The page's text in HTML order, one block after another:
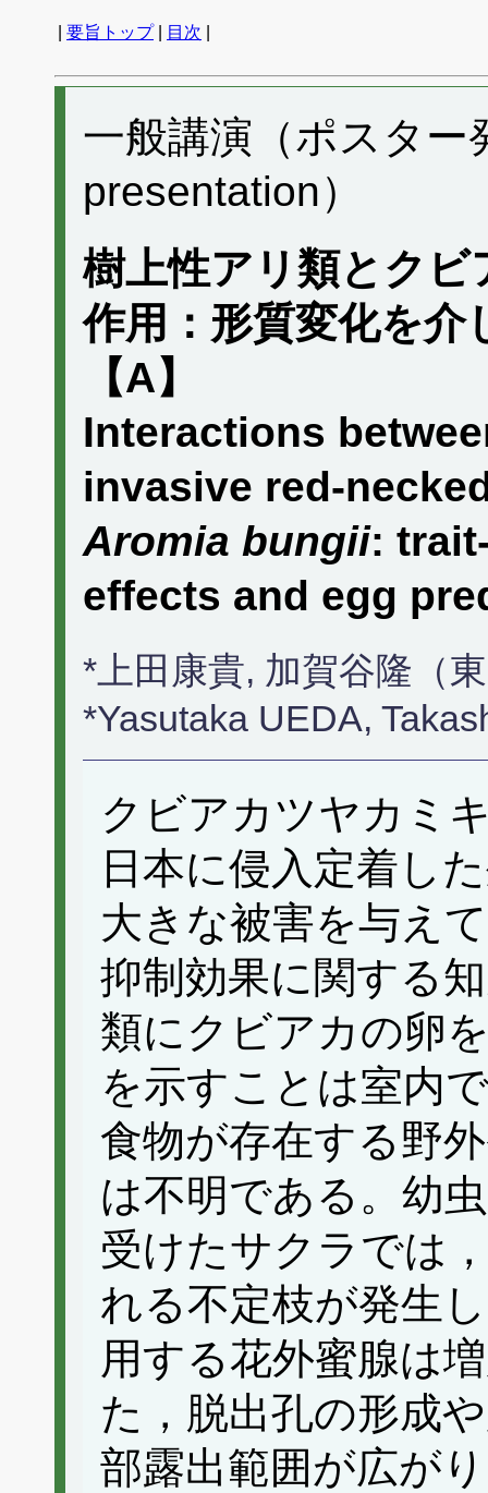
要旨トップ| 目次
一般講演（ポスタ
presentation）
樹上性アリ類とク
作用：形質変化を介
【A】
Interactions
invasive
Aromia bungii:
effects and egg
*上田康貴, 加賀谷隆（
*Yasutaka UEDA,
クビアカツヤカミ
日本に侵入定着し
大きな被害を与え
抑制効果に関する
類にクビアカの卵
を示すことは室内
食物が存在する野
は不明である。幼
受けたサクラでは
れる不定枝が発生
用する花外蜜腺は
た，脱出孔の形成
部露出範囲が広が